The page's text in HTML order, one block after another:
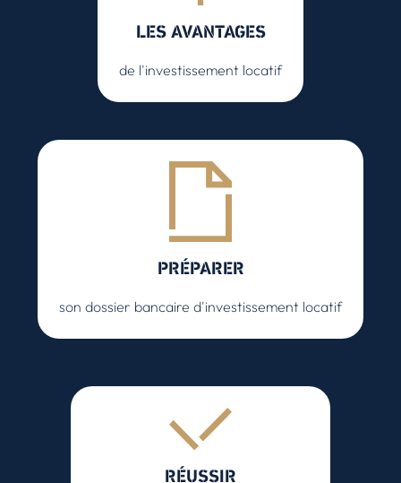
LES AVANTAGES
de l'investissement locatif
PRÉPARER
son dossier bancaire d'investissement locatif
RÉUSSIR